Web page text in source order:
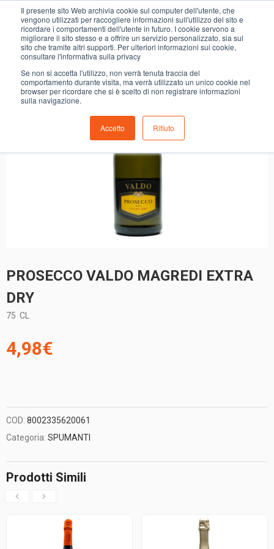
Il presente sito Web archivia cookie sul computer dell'utente, che
vengono utilizzati per raccogliere informazioni sull'utilizzo del sito e
ricordare i comportamenti dell'utente in futuro. I cookie servono a
migliorare il sito stesso e a offrire un servizio personalizzato, sia sul
sito che tramite altri supporti. Per ulteriori informazioni sui cookie,
consultare l'informativa sulla privacy
Se non si accetta l'utilizzo, non verrà tenuta traccia del
comportamento durante visita, ma verrà utilizzato un unico cookie nel
browser per ricordare che si è scelto di non registrare informazioni
sulla navigazione.
Accetto Rifiuto
PROSECCO VALDO MAGREDI EXTRA DRY
PROSECCO VALDO MAGREDI EXTRA
DRY
75 CL
4,98€
COD: 8002335620061
Categoria: SPUMANTI
Prodotti Simili